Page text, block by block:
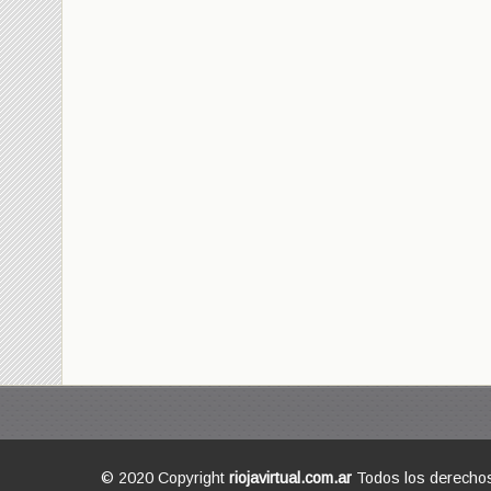
© 2020 Copyright riojavirtual.com.ar Todos los